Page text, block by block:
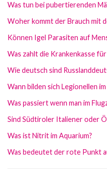
Was tun bei pubertierenden
Woher kommt der Brauch mit
Können Igel Parasiten auf
Was zahlt die Krankenkasse
Wie deutsch sind
Wann bilden sich Legionellen
Was passiert wenn man im
Sind Südtiroler Italiener oder
Was ist Nitrit im Aquarium?
Was bedeutet der rote Punkt